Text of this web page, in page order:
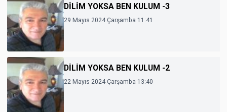
DİLİM YOKSA BEN KULUM -3
29 Mayıs 2024 Çarşamba 11:41
DİLİM YOKSA BEN KULUM -2
22 Mayıs 2024 Çarşamba 13:40